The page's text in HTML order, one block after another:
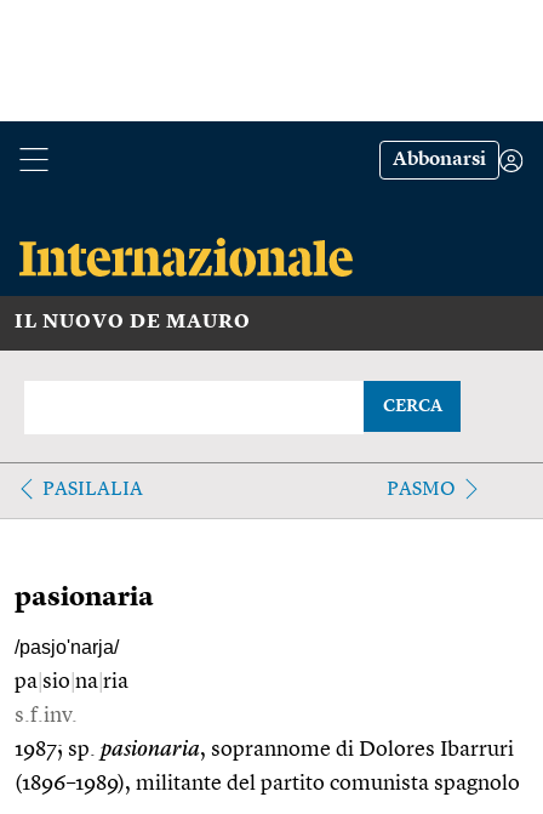
Abbonarsi
IL NUOVO DE MAURO
CERCA
PASILALIA PASMO
pasionaria
/pasjo'narja/
pa sio na ria
s.f.inv.
1987; sp. pasionaria, soprannome di Dolores Ibarruri
(1896–1989), militante del partito comunista spagnolo